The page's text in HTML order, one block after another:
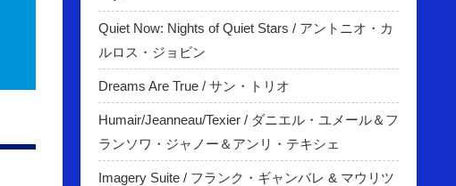
Quiet Now: Nights of Quiet Stars / アントニオ・カ
ルロス・ジョビン
Dreams Are True / サン・トリオ
Humair/Jeanneau/Texier / ダニエル・ユメール＆フ
ランソワ・ジャノー＆アンリ・テキシェ
Imagery Suite / フランク・ギャンバレ & マウリツ